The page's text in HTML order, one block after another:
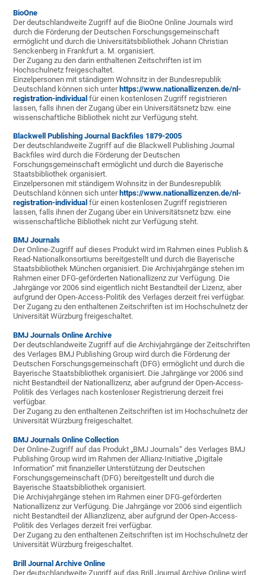
BioOne
Der deutschlandweite Zugriff auf die BioOne Online Journals wird
durch die Förderung der Deutschen Forschungsgemeinschaft
ermöglicht und durch die Universitätsbibliothek Johann Christian
Senckenberg in Frankfurt a. M. organisiert.
Der Zugang zu den darin enthaltenen Zeitschriften ist im
Hochschulnetz freigeschaltet.
Einzelpersonen mit ständigem Wohnsitz in der Bundesrepublik
Deutschland können sich unter https://www.nationallizenzen.de/nl-
registration-individual für einen kostenlosen Zugriff registrieren
lassen, falls ihnen der Zugang über ein Universitätsnetz bzw. eine
wissenschaftliche Bibliothek nicht zur Verfügung steht.
Blackwell Publishing Journal Backfiles 1879-2005
Der deutschlandweite Zugriff auf die Blackwell Publishing Journal
Backfiles wird durch die Förderung der Deutschen
Forschungsgemeinschaft ermöglicht und durch die Bayerische
Staatsbibliothek organisiert.
Einzelpersonen mit ständigem Wohnsitz in der Bundesrepublik
Deutschland können sich unter https://www.nationallizenzen.de/nl-
registration-individual für einen kostenlosen Zugriff registrieren
lassen, falls ihnen der Zugang über ein Universitätsnetz bzw. eine
wissenschaftliche Bibliothek nicht zur Verfügung steht.
BMJ Journals
Der Online-Zugriff auf dieses Produkt wird im Rahmen eines Publish &
Read-Nationalkonsortiums bereitgestellt und durch die Bayerische
Staatsbibliothek München organisiert. Die Archivjahrgänge stehen im
Rahmen einer DFG-geförderten Nationallizenz zur Verfügung. Die
Jahrgänge vor 2006 sind eigentlich nicht Bestandteil der Lizenz, aber
aufgrund der Open-Access-Politik des Verlages derzeit frei verfügbar.
Der Zugang zu den enthaltenen Zeitschriften ist im Hochschulnetz der
Universität Würzburg freigeschaltet.
BMJ Journals Online Archive
Der deutschlandweite Zugriff auf die Archivjahrgänge der Zeitschriften
des Verlages BMJ Publishing Group wird durch die Förderung der
Deutschen Forschungsgemeinschaft (DFG) ermöglicht und durch die
Bayerische Staatsbibliothek organisiert. Die Jahrgänge vor 2006 sind
nicht Bestandteil der Nationallizenz, aber aufgrund der Open-Access-
Politik des Verlages nach kostenloser Registrierung derzeit frei
verfügbar.
Der Zugang zu den enthaltenen Zeitschriften ist im Hochschulnetz der
Universität Würzburg freigeschaltet.
BMJ Journals Online Collection
Der Online-Zugriff auf das Produkt „BMJ Journals“ des Verlages BMJ
Publishing Group wird im Rahmen der Allianz-Initiative „Digitale
Information“ mit finanzieller Unterstützung der Deutschen
Forschungsgemeinschaft (DFG) bereitgestellt und durch die
Bayerische Staatsbibliothek organisiert.
Die Archivjahrgänge stehen im Rahmen einer DFG-geförderten
Nationallizenz zur Verfügung. Die Jahrgänge vor 2006 sind eigentlich
nicht Bestandteil der Allianzlizenz, aber aufgrund der Open-Access-
Politik des Verlages derzeit frei verfügbar.
Der Zugang zu den enthaltenen Zeitschriften ist im Hochschulnetz der
Universität Würzburg freigeschaltet.
Brill Journal Archive Online
Der deutschlandweite Zugriff auf das Brill Journal Archive Online wird